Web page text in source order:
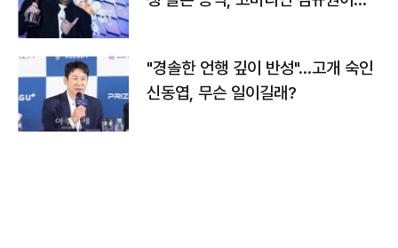
"경솔한 언행 깊이 반성"…고개 숙인
신동엽, 무슨 일이길래?